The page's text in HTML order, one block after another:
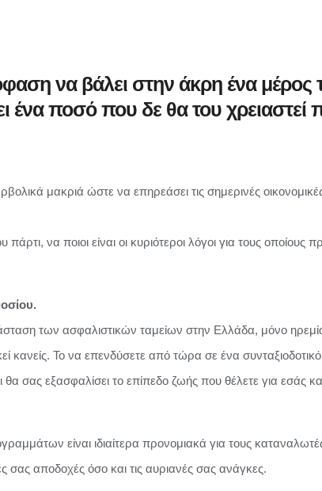
να βάλει στην άκρη ένα
ένα ποσό που δε θα του
μακριά ώστε να επηρεάσει τις σημερινές
να ποιοι είναι οι κυριότεροι λόγοι για τους
των ασφαλιστικών ταμείων στην Ελλάδα, μόνο
κανείς. Το να επενδύσετε από τώρα σε ένα
σας εξασφαλίσει το επίπεδο ζωής που θέλετε για εσάς
είναι ιδιαίτερα προνομιακά για τους
σας αποδοχές όσο και τις αυριανές σας ανάγκες.